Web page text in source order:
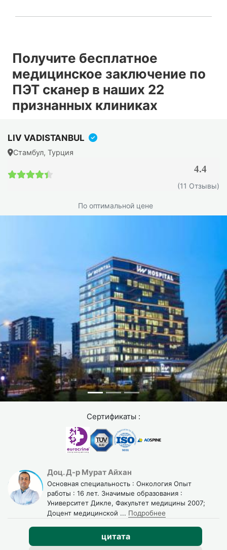
Получите бесплатное
медицинское заключение по
ПЭТ сканер в наших 22
признанных клиниках
LIV VADISTANBUL
Стамбул, Турция
4.4
(11 Отзывы)
По оптимальной цене
Сертификаты :
Доц. Д-р Мурат Айхан
Основная специальность : Онкология Опыт
работы : 16 лет. Значимые образования :
Университет Дикле, Факультет медицины 2007;
Доцент медицинской ... Подробнее
цитата